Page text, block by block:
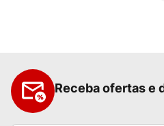
Receba ofertas e